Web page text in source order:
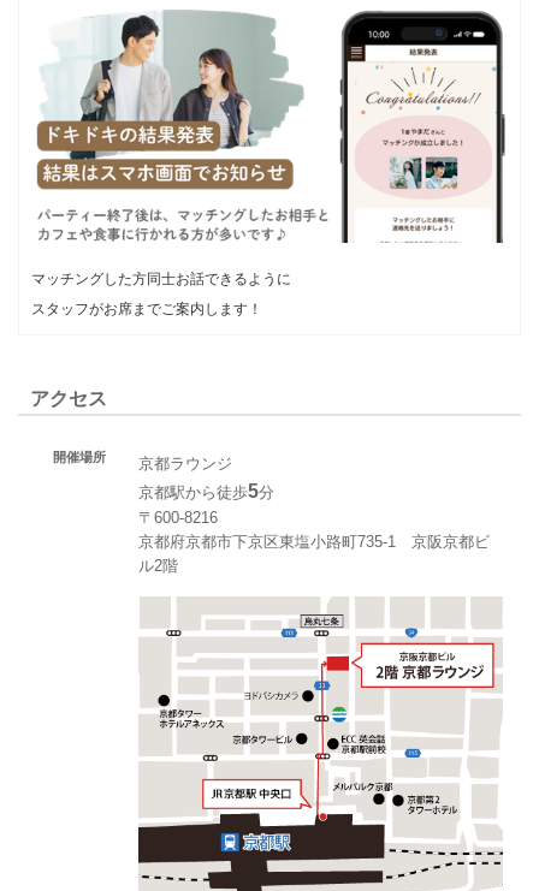
マッチングした方同士お話できるように
スタッフがお席までご案内します！
アクセス
開催場所
京都ラウンジ
京都駅から徒歩5分
〒600-8216
京都府京都市下京区東塩小路町735-1 京阪京都ビ
ル2階